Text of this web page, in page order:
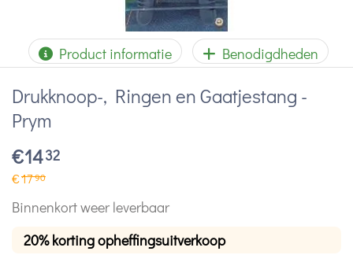
Product informatie Benodigdheden
Drukknoop-, Ringen en Gaatjestang -
Prym
€1432
€1790
Binnenkort weer leverbaar
20% korting opheffingsuitverkoop